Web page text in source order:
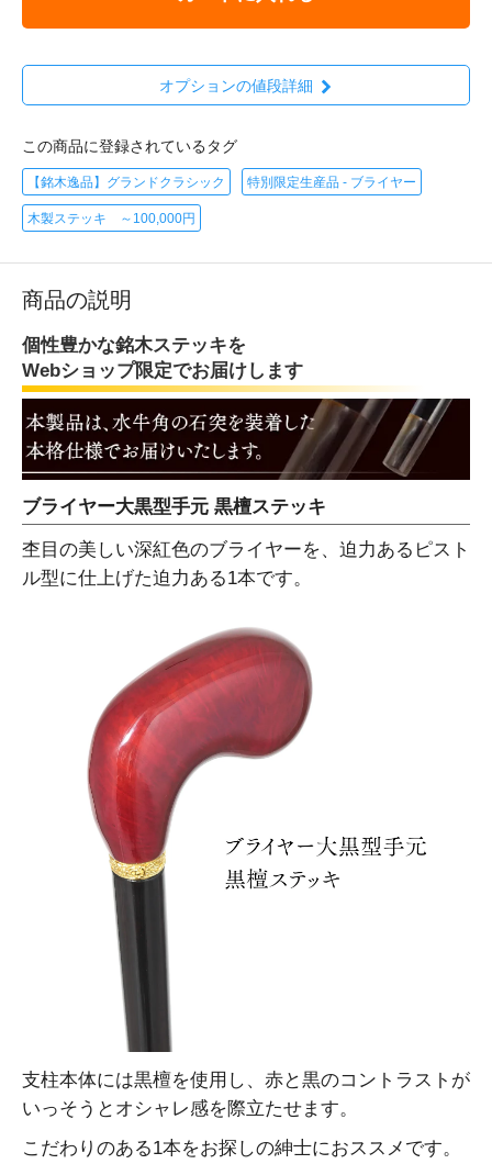
オプションの値段詳細
この商品に登録されているタグ
【銘木逸品】グランドクラシック 特別限定生産品 - ブライヤー
木製ステッキ ～100,000円
商品の説明
個性豊かな銘木ステッキを
Webショップ限定でお届けします
ブライヤー大黒型手元 黒檀ステッキ
杢目の美しい深紅色のブライヤーを、迫力あるピスト
ル型に仕上げた迫力ある1本です。
支柱本体には黒檀を使用し、赤と黒のコントラストが
いっそうとオシャレ感を際立たせます。
こだわりのある1本をお探しの紳士におススメです。